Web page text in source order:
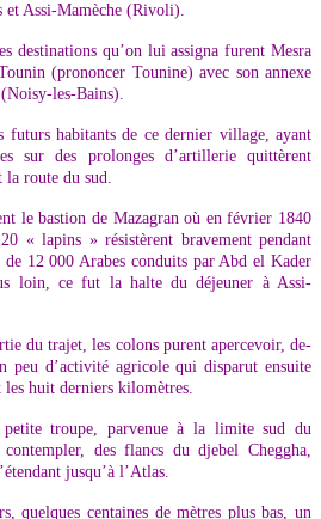
Assi-Mamèche (Rivoli).
destinations qu’on lui assigna furent Mesra
(prononcer Tounine) avec son annexe
les-Bains).
futurs habitants de ce dernier village, ayant
sur des prolonges d’artillerie quittèrent
la route du sud.
le bastion de Mazagran où en février 1840
« lapins » résistèrent bravement pendant
12 000 Arabes conduits par Abd el Kader
loin, ce fut la halte du déjeuner à Assi-
du trajet, les colons purent apercevoir, de-
peu d’activité agricole qui disparut ensuite
les huit derniers kilomètres.
troupe, parvenue à la limite sud du
des flancs du djebel Cheggha,
jusqu’à l’Atlas.
quelques centaines de mètres plus bas, un